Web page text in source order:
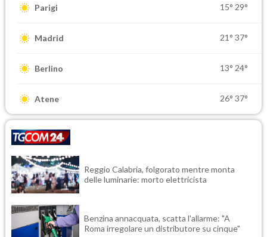
Parigi 15° 29°
Madrid 21° 37°
Berlino 13° 24°
Atene 26° 37°
Reggio Calabria, folgorato mentre monta
delle luminarie: morto elettricista
Benzina annacquata, scatta l'allarme: "A
Roma irregolare un distributore su cinque"